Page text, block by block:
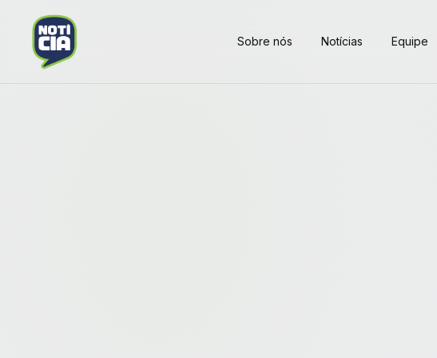
Sobre nós Notícias Equipe